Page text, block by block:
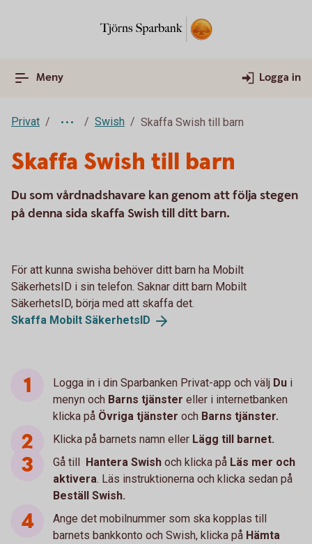
Meny Logga in
Privat Swish Skaffa Swish till barn
Skaffa Swish till barn
Du som vårdnadshavare kan genom att följa stegen
på denna sida skaffa Swish till ditt barn.
För att kunna swisha behöver ditt barn ha Mobilt
SäkerhetsID i sin telefon. Saknar ditt barn Mobilt
SäkerhetsID, börja med att skaffa det.
Skaffa Mobilt SäkerhetsID
Logga in i din Sparbanken Privat-app och välj Du i
menyn och Barns tjänster eller i internetbanken
klicka på Övriga tjänster och Barns tjänster.
Klicka på barnets namn eller Lägg till barnet.
Gå till Hantera Swish och klicka på Läs mer och
aktivera. Läs instruktionerna och klicka sedan på
Beställ Swish.
Ange det mobilnummer som ska kopplas till
barnets bankkonto och Swish, klicka på Hämta